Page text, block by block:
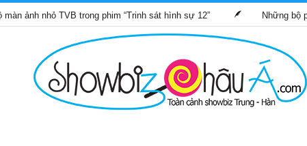
TVB trong phim “Trinh sát hình sự 12” Những bộ phim TVB